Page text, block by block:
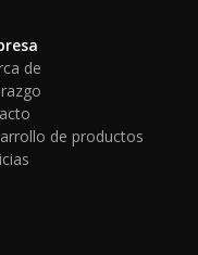
de
de productos